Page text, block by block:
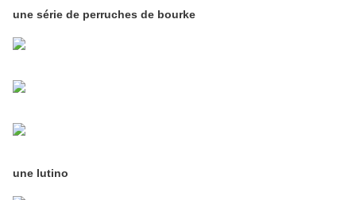
une série de perruches de bourke
une lutino